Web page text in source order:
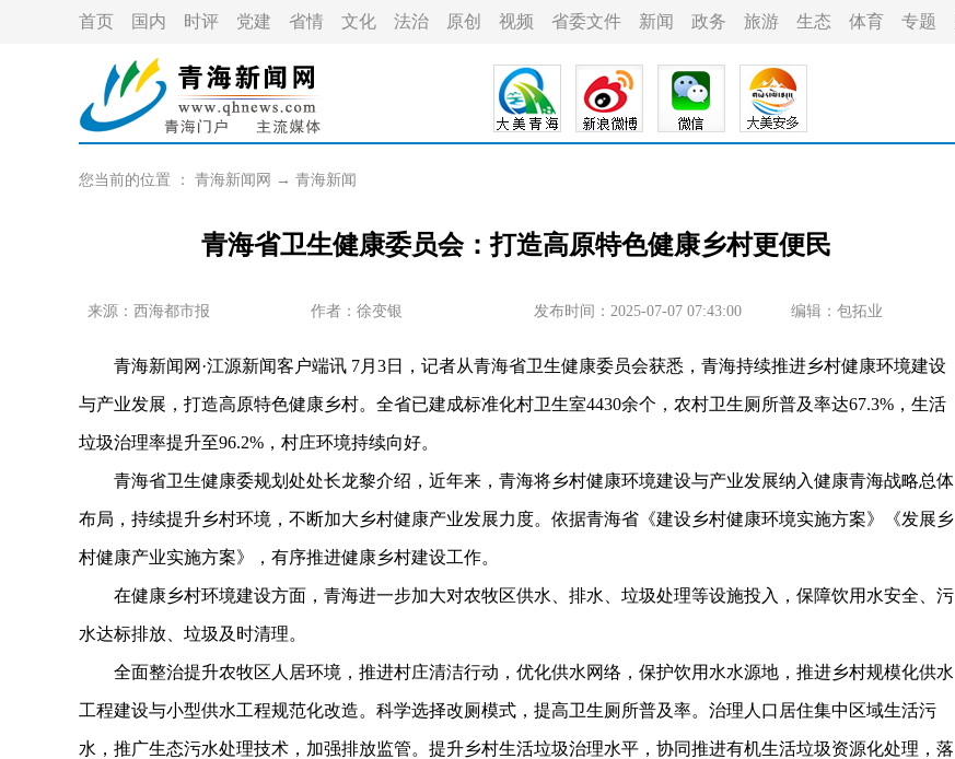
首页 国内 时评 党建 省情 文化 法治 原创 视频 省委文件 新闻 政务 旅游 生态 体育 专题
您当前的位置 ： 青海新闻网 → 青海新闻
青海省卫生健康委员会：打造高原特色健康乡村更便民
来源： 西海都市报 作者： 徐变银 发布时间：2025-07-07 07:43:00 编辑：包拓业
青海新闻网·江源新闻客户端讯 7月3日，记者从青海省卫生健康委员会获悉，青海持续推进乡村健康环境建设
与产业发展，打造高原特色健康乡村。全省已建成标准化村卫生室4430余个，农村卫生厕所普及率达67.3%，生活
垃圾治理率提升至96.2%，村庄环境持续向好。
青海省卫生健康委规划处处长龙黎介绍，近年来，青海将乡村健康环境建设与产业发展纳入健康青海战略总体
布局，持续提升乡村环境，不断加大乡村健康产业发展力度。依据青海省《建设乡村健康环境实施方案》《发展乡
村健康产业实施方案》，有序推进健康乡村建设工作。
在健康乡村环境建设方面，青海进一步加大对农牧区供水、排水、垃圾处理等设施投入，保障饮用水安全、污
水达标排放、垃圾及时清理。
全面整治提升农牧区人居环境，推进村庄清洁行动，优化供水网络，保护饮用水水源地，推进乡村规模化供水
工程建设与小型供水工程规范化改造。科学选择改厕模式，提高卫生厕所普及率。治理人口居住集中区域生活污
水，推广生态污水处理技术，加强排放监管。提升乡村生活垃圾治理水平，协同推进有机生活垃圾资源化处理，落